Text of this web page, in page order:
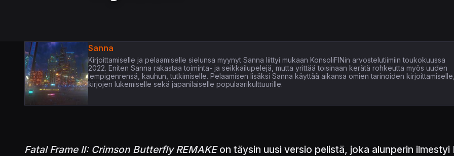
Sanna
Kirjoittamiselle ja pelaamiselle sielunsa myynyt Sanna liittyi mukaan KonsoliFINin arvostelutiimiin toukokuussa
2022. Eniten Sanna rakastaa toiminta- ja seikkailupelejä, mutta yrittää toisinaan kerätä rohkeutta myös uuden
lempigenrensä, kauhun, tutkimiselle. Pelaamisen lisäksi Sanna käyttää aikansa omien tarinoiden
kirjojen lukemiselle sekä japanilaiselle populaarikulttuurille.
Fatal Frame II: Crimson Butterfly REMAKEon täysin uusi versio pelistä, joka alunperin